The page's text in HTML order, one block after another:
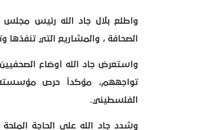
واطلع بلال جاد الله رئيس
الصحافة ، والمشاريع التي تنفذها
واستعرض جاد الله أوضاع
تواجههم، مؤكداً حرص مؤسسته
الفلسطيني.
وشدد جاد الله على الحاجة